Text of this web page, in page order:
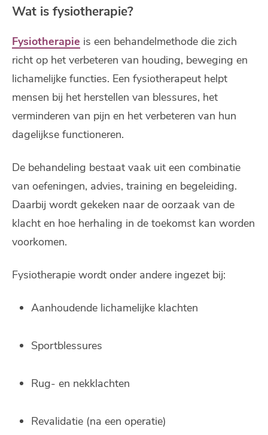
Wat is fysiotherapie?
Fysiotherapie is een behandelmethode die zich
richt op het verbeteren van houding, beweging en
lichamelijke functies. Een fysiotherapeut helpt
mensen bij het herstellen van blessures, het
verminderen van pijn en het verbeteren van hun
dagelijkse functioneren.
De behandeling bestaat vaak uit een combinatie
van oefeningen, advies, training en begeleiding.
Daarbij wordt gekeken naar de oorzaak van de
klacht en hoe herhaling in de toekomst kan worden
voorkomen.
Fysiotherapie wordt onder andere ingezet bij:
Aanhoudende lichamelijke klachten
Sportblessures
Rug- en nekklachten
Revalidatie (na een operatie)